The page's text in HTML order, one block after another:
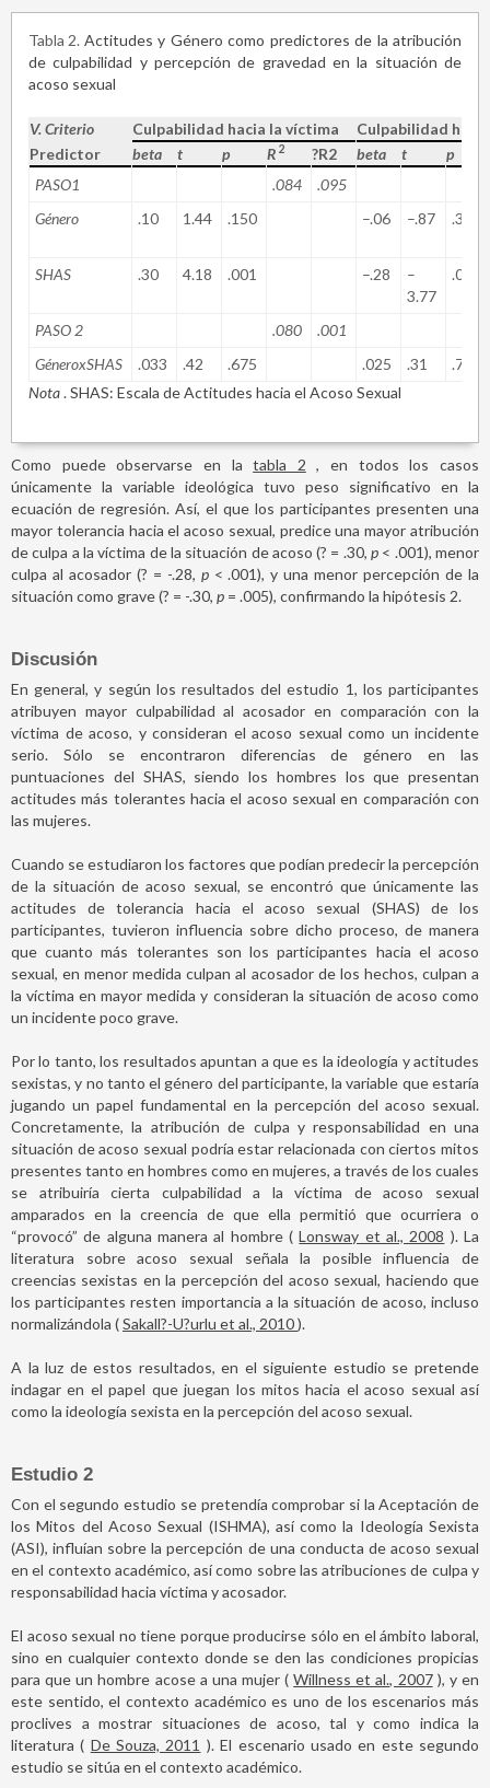
Tabla 2 Actitudes y Género como predictores de la atribución
de culpabilidad y percepción de gravedad en la situación de
acoso sexual
V. Criterio Culpabilidad hacia la víctima
Culpabilidad
Predictor
beta t p R 2 ?R2 beta t
p
PASO1
.084
.095
Género
.10 1.44 .150 –.06 –.87 .385
SHAS .30 4.18 .001 –.28
–
3.77
.001
PASO 2 .080
.001
GéneroxSHAS
.033 .42 .675 .025 .31
.753
Nota. SHAS: Escala de Actitudes hacia el Acoso Sexual
Como puede observarse en latabla 2 , en todos los casos
únicamente la variable ideológica tuvo peso significativo en la
ecuación de regresión. Así, el que los participantes presenten una
mayor tolerancia hacia el acoso sexual, predice una mayor atribución
de culpa a la víctima de la situación de acoso (? = .30,p < .001), menor
culpa al acosador (? = -.28, p< .001), y una menor percepción de la
situación como grave (? = -.30, p = .005), confirmando la hipótesis 2.
Discusión
En general, y según los resultados del estudio 1, los participantes
atribuyen mayor culpabilidad al acosador en comparación con la
víctima de acoso, y consideran el acoso sexual como un incidente
serio. Sólo se encontraron diferencias de género en las
puntuaciones del SHAS, siendo los hombres los que presentan
actitudes más tolerantes hacia el acoso sexual en comparación con
las mujeres.
Cuando se estudiaron los factores que podían predecir la percepción
de la situación de acoso sexual, se encontró que únicamente las
actitudes de tolerancia hacia el acoso sexual (SHAS) de los
participantes, tuvieron influencia sobre dicho proceso, de manera
que cuanto más tolerantes son los participantes hacia el acoso
sexual, en menor medida culpan al acosador de los hechos, culpan a
la víctima en mayor medida y consideran la situación de acoso como
un incidente poco grave.
Por lo tanto, los resultados apuntan a que es la ideología y actitudes
sexistas, y no tanto el género del participante, la variable que estaría
jugando un papel fundamental en la percepción del acoso sexual.
Concretamente, la atribución de culpa y responsabilidad en una
situación de acoso sexual podría estar relacionada con ciertos mitos
presentes tanto en hombres como en mujeres, a través de los cuales
se atribuiría cierta culpabilidad a la víctima de acoso sexual
amparados en la creencia de que ella permitió que ocurriera o
“provocó” de alguna manera al hombre (Lonsway et al., 2008 ). La
literatura sobre acoso sexual señala la posible influencia de
creencias sexistas en la percepción del acoso sexual, haciendo que
los participantes resten importancia a la situación de acoso, incluso
normalizándola (Sakall?-U?urlu et al., 2010).
A la luz de estos resultados, en el siguiente estudio se pretende
indagar en el papel que juegan los mitos hacia el acoso sexual así
como la ideología sexista en la percepción del acoso sexual.
Estudio 2
Con el segundo estudio se pretendía comprobar si la Aceptación de
los Mitos del Acoso Sexual (ISHMA), así como la Ideología Sexista
(ASI), influían sobre la percepción de una conducta de acoso sexual
en el contexto académico, así como sobre las atribuciones de culpa y
responsabilidad hacia víctima y acosador.
El acoso sexual no tiene porque producirse sólo en el ámbito laboral,
sino en cualquier contexto donde se den las condiciones propicias
para que un hombre acose a una mujer (Willness et al., 2007), y en
este sentido, el contexto académico es uno de los escenarios más
proclives a mostrar situaciones de acoso, tal y como indica la
literatura ( De Souza, 2011 ). El escenario usado en este segundo
estudio se sitúa en el contexto académico.